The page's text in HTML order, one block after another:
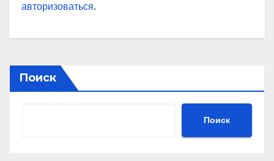
авторизоваться.
Поиск
Поиск